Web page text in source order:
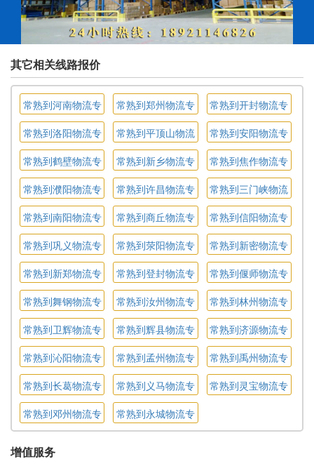
其它相关线路报价
常熟到河南物流专
线
常熟到郑州物流专
线
常熟到开封物流专
线
常熟到洛阳物流专
线
常熟到平顶山物流
专线
常熟到安阳物流专
线
常熟到鹤壁物流专
线
常熟到新乡物流专
线
常熟到焦作物流专
线
常熟到濮阳物流专
线
常熟到许昌物流专
线
常熟到三门峡物流
专线
常熟到南阳物流专
线
常熟到商丘物流专
线
常熟到信阳物流专
线
常熟到巩义物流专
线
常熟到荥阳物流专
线
常熟到新密物流专
线
常熟到新郑物流专
线
常熟到登封物流专
线
常熟到偃师物流专
线
常熟到舞钢物流专
线
常熟到汝州物流专
线
常熟到林州物流专
线
常熟到卫辉物流专
线
常熟到辉县物流专
线
常熟到济源物流专
线
常熟到沁阳物流专
线
常熟到孟州物流专
线
常熟到禹州物流专
线
常熟到长葛物流专
线
常熟到义马物流专
线
常熟到灵宝物流专
常熟到邓州物流专
线
常熟到永城物流专
线
增值服务